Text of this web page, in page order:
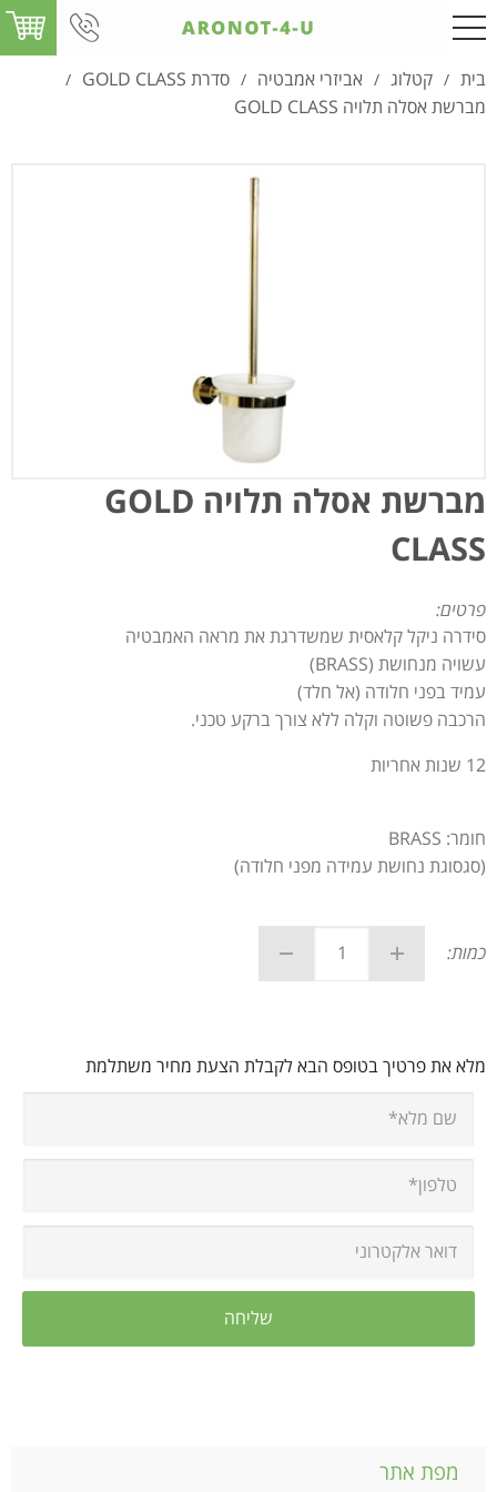
בית / קטלוג / אביזרי אמבטיה / סדרת GOLD CLASS /
מברשת אסלה תלויה GOLD CLASS
מברשת אסלה תלויה GOLD
CLASS
פרטים:
סידרה ניקל קלאסית שמשדרגת את מראה האמבטיה
עשויה מנחושת (BRASS)
עמיד בפני חלודה (אל חלד)
הרכבה פשוטה וקלה ללא צורך ברקע טכני.
12 שנות אחריות
חומר: BRASS
(סגסוגת נחושת עמידה מפני חלודה)
כמות:
מלא את פרטיך בטופס הבא לקבלת הצעת מחיר משתלמת
מפת אתר